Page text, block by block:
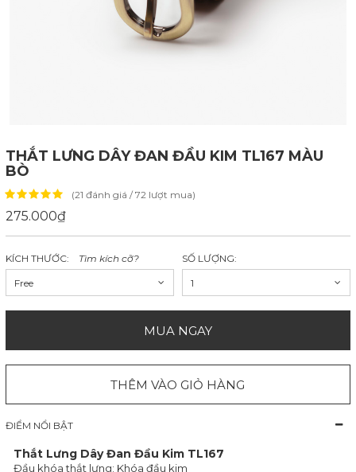
THẮT LƯNG DÂY ĐAN ĐẦU KIM TL167 MÀU
BÒ
(21 đánh giá / 72 lượt mua)
275.000₫
KÍCH THƯỚC: Tìm kích cỡ?
Free
SỐ LƯỢNG:
1
MUA NGAY
THÊM VÀO GIỎ HÀNG
ĐIỂM NỔI BẬT
Thắt Lưng Dây Đan Đầu Kim TL167
Đầu khóa thắt lưng: Khóa đầu kim